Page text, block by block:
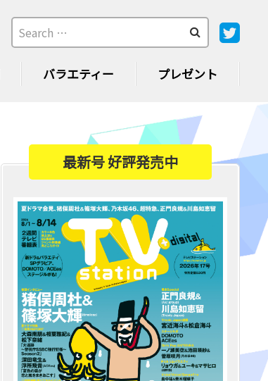
バラエティー プレゼント
最新号 好評発売中